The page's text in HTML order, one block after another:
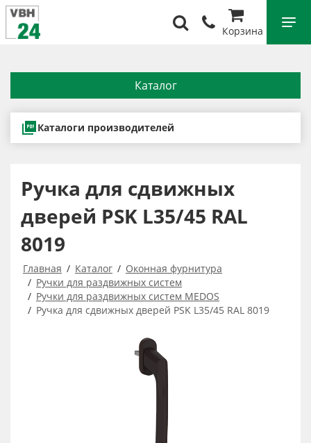
Корзина
Каталог
Каталоги производителей
Ручка для сдвижных
дверей PSK L35/45 RAL
8019
Главная Каталог
Оконная фурнитура
Ручки для раздвижных систем
Ручки для раздвижных систем MEDOS
Ручка для сдвижных дверей PSK L35/45 RAL 8019